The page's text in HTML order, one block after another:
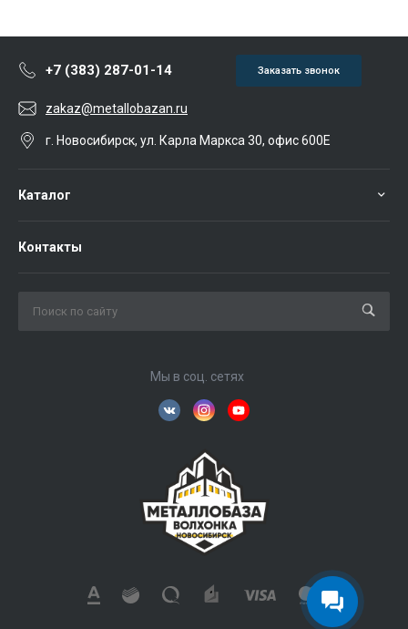
+7 (383) 287-01-14 Заказать звонок
zakaz@metallobazan.ru
г. Новосибирск, ул. Карла Маркса 30, офис 600Е
Каталог
Контакты
Мы в соц. сетях